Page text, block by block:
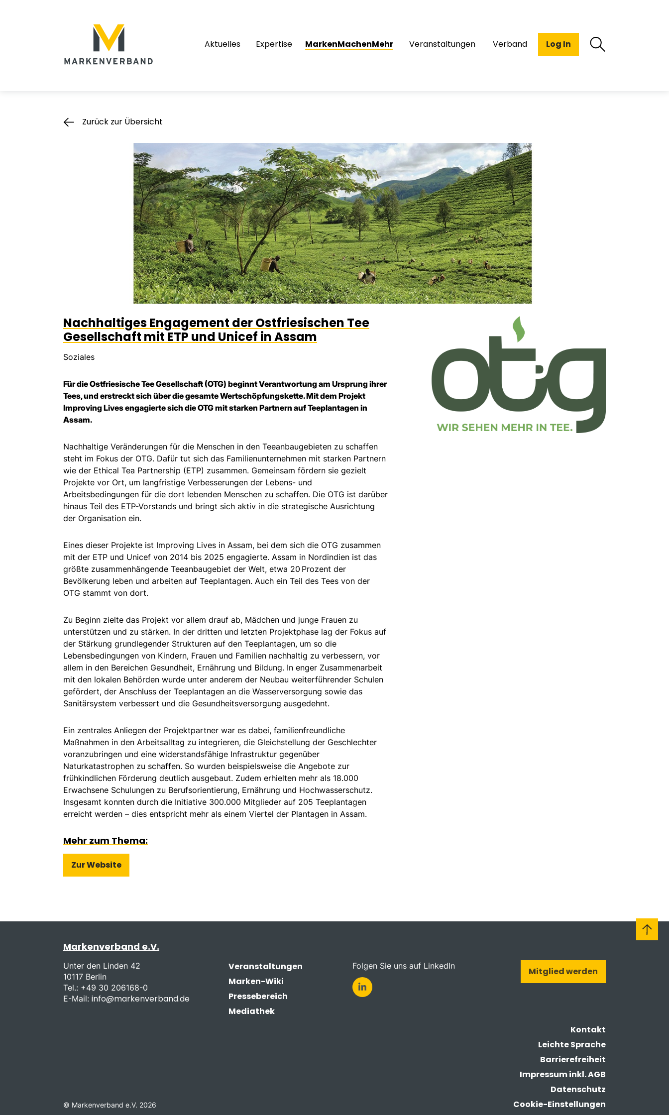
Aktuelles Expertise MarkenMachenMehr Veranstaltungen Verband Log In
Zurück zur Übersicht
Nachhaltiges Engagement der Ostfriesischen Tee
Gesellschaft mit ETP und Unicef in Assam
Soziales
Für die Ostfriesische Tee Gesellschaft (OTG) beginnt Verantwortung am Ursprung ihrer
Tees, und erstreckt sich über die gesamte Wertschöpfungskette. Mit dem Projekt
Improving Lives engagierte sich die OTG mit starken Partnern auf Teeplantagen in
Assam.
Nachhaltige Veränderungen für die Menschen in den Teeanbaugebieten zu schaffen
steht im Fokus der OTG. Dafür tut sich das Familienunternehmen mit starken Partnern
wie der Ethical Tea Partnership (ETP) zusammen. Gemeinsam fördern sie gezielt
Projekte vor Ort, um langfristige Verbesserungen der Lebens- und
Arbeitsbedingungen für die dort lebenden Menschen zu schaffen. Die OTG ist darüber
hinaus Teil des ETP-Vorstands und bringt sich aktiv in die strategische Ausrichtung
der Organisation ein.
Eines dieser Projekte ist Improving Lives in Assam, bei dem sich die OTG zusammen
mit der ETP und Unicef von 2014 bis 2025 engagierte. Assam in Nordindien ist das
größte zusammenhängende Teeanbaugebiet der Welt, etwa 20 Prozent der
Bevölkerung leben und arbeiten auf Teeplantagen. Auch ein Teil des Tees von der
OTG stammt von dort.
Zu Beginn zielte das Projekt vor allem drauf ab, Mädchen und junge Frauen zu
unterstützen und zu stärken. In der dritten und letzten Projektphase lag der Fokus auf
der Stärkung grundlegender Strukturen auf den Teeplantagen, um so die
Lebensbedingungen von Kindern, Frauen und Familien nachhaltig zu verbessern, vor
allem in den Bereichen Gesundheit, Ernährung und Bildung. In enger Zusammenarbeit
mit den lokalen Behörden wurde unter anderem der Neubau weiterführender Schulen
gefördert, der Anschluss der Teeplantagen an die Wasserversorgung sowie das
Sanitärsystem verbessert und die Gesundheitsversorgung ausgedehnt.
Ein zentrales Anliegen der Projektpartner war es dabei, familienfreundliche
Maßnahmen in den Arbeitsalltag zu integrieren, die Gleichstellung der Geschlechter
voranzubringen und eine widerstandsfähige Infrastruktur gegenüber
Naturkatastrophen zu schaffen. So wurden beispielsweise die Angebote zur
frühkindlichen Förderung deutlich ausgebaut. Zudem erhielten mehr als 18.000
Erwachsene Schulungen zu Berufsorientierung, Ernährung und Hochwasserschutz.
Insgesamt konnten durch die Initiative 300.000 Mitglieder auf 205 Teeplantagen
erreicht werden – dies entspricht mehr als einem Viertel der Plantagen in Assam.
Mehr zum Thema:
Zur Website
Markenverband e.V.
Unter den Linden 42
10117 Berlin
Tel.: +49 30 206168-0
E-Mail: info@markenverband.de
Veranstaltungen
Marken-Wiki
Pressebereich
Mediathek
Folgen Sie uns auf LinkedIn Mitglied werden
Kontakt
Leichte Sprache
Barrierefreiheit
Impressum inkl. AGB
Datenschutz
Cookie-Einstellungen
© Markenverband e.V. 2026